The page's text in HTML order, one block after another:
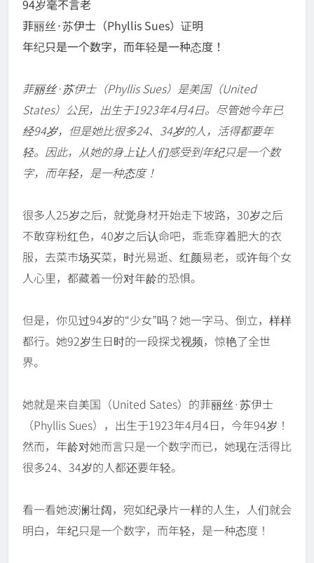
94岁毫不言老
菲丽丝·苏伊士（Phyllis Sues）证明
年纪只是一个数字，而年轻是一种态度！
菲丽丝·苏伊士（Phyllis Sues）是美国（United
States）公民，出生于1923年4月4日。尽管她今年已
经94岁，但是她比很多24、34岁的人，活得都要年
轻。因此，从她的身上让人们感受到年纪只是一个数
字，而年轻，是一种态度！
很多人25岁之后，就觉身材开始走下坡路，30岁之后
不敢穿粉红色，40岁之后认命吧，乖乖穿着肥大的衣
服，去菜市场买菜，时光易逝、红颜易老，或许每个女
人心里，都藏着一份对年龄的恐惧。
但是，你见过94岁的“少女”吗？她一字马、倒立，样样
都行。她92岁生日时的一段探戈视频，惊艳了全世
界。
她就是来自美国（United Sates）的菲丽丝·苏伊士
（Phyllis Sues），出生于1923年4月4日，今年94岁！
然而，年龄对她而言只是一个数字而已，她现在活得比
很多24、34岁的人都还要年轻。
看一看她波澜壮阔，宛如纪录片一样的人生，人们就会
明白，年纪只是一个数字，而年轻，是一种态度！